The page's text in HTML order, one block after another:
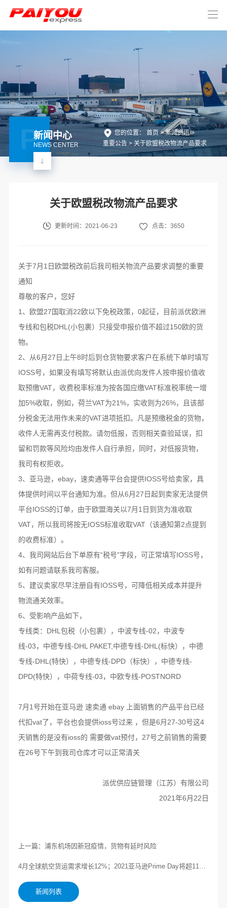
您的位置： 首页 >新闻资讯>
重要公告>关于欧盟税改物流产品要求
P新闻中心
NEWS CENTER
关于欧盟税改物流产品要求
更新时间：2021-06-23 点击：3650
关于7月1日欧盟税改前后我司相关物流产品要求调整的重要
通知
尊敬的客户，您好
1、欧盟27国取消22欧以下免税政策，0起征，目前派优欧洲
专线和包税DHL(小包裹）只接受申报价值不超过150欧的货
物。
2、从6月27日上午8时后到仓货物要求客户在系统下单时填写
IOSS号，如果没有填写将默认由派优向发件人按申报价值收
取预缴VAT，收费税率标准为按各国应缴VAT标准税率统一增
加5%收取，例如，荷兰VAT为21%，实收则为26%，且该部
分税金无法用作未来的VAT进项抵扣。凡是预缴税金的货物，
收件人无需再支付税款。请勿低报，否则相关查验延误，扣
留和罚款等风险均由发件人自行承担，同时，对低报货物，
我司有权拒收。
3、亚马逊，ebay，速卖通等平台会提供IOSS号给卖家，具
体提供时间以平台通知为准。但从6月27日起到卖家无法提供
平台IOSS的订单，由于欧盟海关以7月1日到货为准收取
VAT，所以我司将按无IOSS标准收取VAT（该通知第2点提到
的收费标准）。
4、我司网站后台下单原有“税号”字段，可正常填写IOSS号，
如有问题请联系我司客服。
5、建议卖家尽早注册自有IOSS号，可降低相关成本并提升
物流通关效率。
6、受影响产品如下，
专线类：DHL包税（小包裹），中波专线-02，中波专
线-03，中德专线-DHL PAKET,中德专线-DHL(标快），中德
专线-DHL(特快），中德专线-DPD（标快），中德专线-
DPD(特快），中荷专线-03，中欧专线-POSTNORD
7月1号开始在亚马逊 速卖通 ebay 上面销售的产品平台已经
代扣vat了，平台也会提供ioss号过来 ，但是6月27-30号这4
天销售的是没有ioss的 需要做vat预付，27号之前销售的需要
在26号下午到我司仓库才可以正常清关
派优供应链管理（江苏）有限公司
2021年6月22日
上一篇：浦东机场因新冠疫情，货物有延时风险
4月全球航空货运需求增长12%；2021亚马逊Prime Day将超110亿美元
新闻列表